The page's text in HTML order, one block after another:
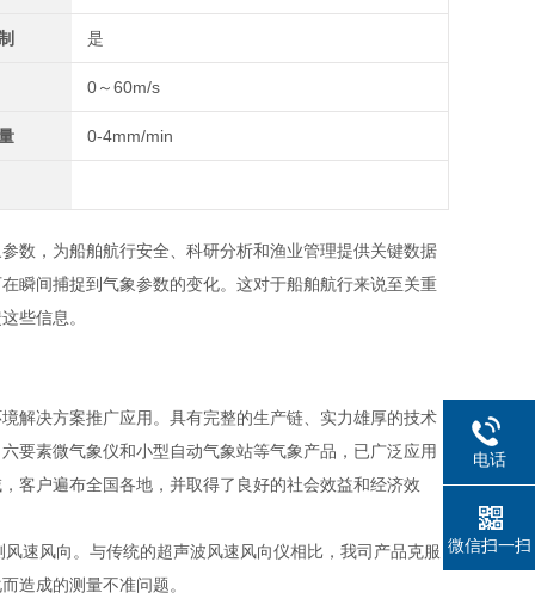
是
0～60m/s
0-4mm/min
数，为船舶航行安全、科研分析和渔业管理提供关键数据
瞬间捕捉到气象参数的变化。这对于船舶航行来说至关重
些信息。
解决方案推广应用。具有完整的生产链、实力雄厚的技术
要素微气象仪和小型自动气象站等气象产品，已广泛应用
客户遍布全国各地，并取得了良好的社会效益和经济效
速风向。与传统的超声波风速风向仪相比，我司产品克服
造成的测量不准问题。
电话
微信扫一扫